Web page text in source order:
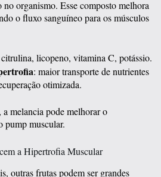
organismo. Esse composto melhora
o fluxo sanguíneo para os músculos
licopeno, vitamina C, potássio.
: maior transporte de nutrientes
otimizada.
melancia pode melhorar o
pump muscular.
a Hipertrofia Muscular
outras frutas podem ser grandes